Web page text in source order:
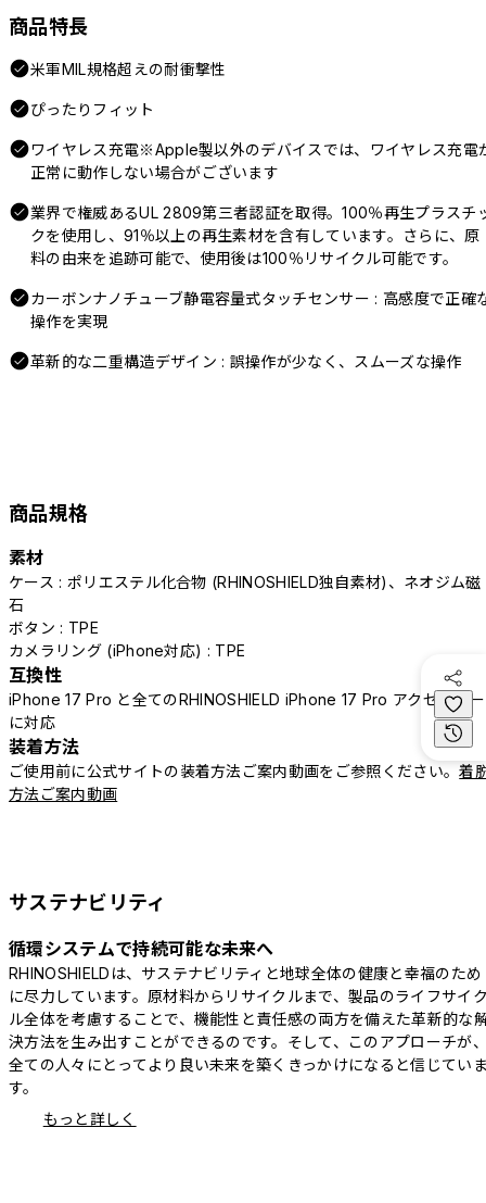
商品特長
米軍MIL規格超えの耐衝撃性
ぴったりフィット
ワイヤレス充電※Apple製以外のデバイスでは、ワイヤレス充電
正常に動作しない場合がございます
業界で権威あるUL 2809第三者認証を取得。100％再生プラスチ
クを使用し、91％以上の再生素材を含有しています。さらに、原
料の由来を追跡可能で、使用後は100％リサイクル可能です。
カーボンナノチューブ静電容量式タッチセンサー : 高感度で正確
操作を実現
革新的な二重構造デザイン : 誤操作が少なく、スムーズな操作
商品規格
素材
ケース : ポリエステル化合物 (RHINOSHIELD独自素材)、ネオジム磁
石
ボタン : TPE
カメラリング (iPhone対応) : TPE
互換性
iPhone 17 Pro と全てのRHINOSHIELD iPhone 17 Pro アクセサリー
に対応
装着方法
ご使用前に公式サイトの装着方法ご案内動画をご参照ください。着
方法ご案内動画
サステナビリティ
循環システムで持続可能な未来へ
RHINOSHIELDは、サステナビリティと地球全体の健康と幸福のため
に尽力しています。原材料からリサイクルまで、製品のライフサイ
ル全体を考慮することで、機能性と責任感の両方を備えた革新的な
決方法を生み出すことができるのです。そして、このアプローチが
全ての人々にとってより良い未来を築くきっかけになると信じてい
す。
もっと詳しく